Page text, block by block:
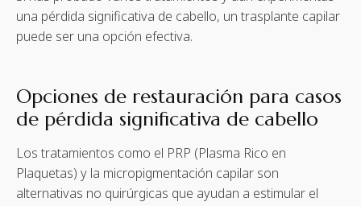
una pérdida significativa de cabello, un trasplante capilar
puede ser una opción efectiva.
Opciones de restauración para casos
de pérdida significativa de cabello
Los tratamientos como el PRP (Plasma Rico en
Plaquetas) y la micropigmentación capilar son
alternativas no quirúrgicas que ayudan a estimular el